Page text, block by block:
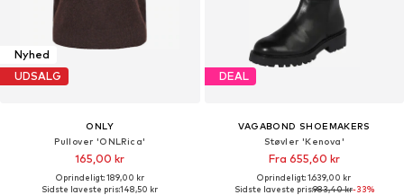
Nyhed
UDSALG
ONLY
Pullover 'ONLRica'
165,00 kr
Oprindeligt: 189,00 kr
Sidste laveste pris:148,50 kr
DEAL
VAGABOND SHOEMAKERS
Støvler 'Kenova'
Fra 655,60 kr
Oprindeligt: 1.639,00 kr
Sidste laveste pris:983,40 kr-33%